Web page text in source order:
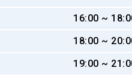
16:00 ~
18:00 ~
19:00 ~